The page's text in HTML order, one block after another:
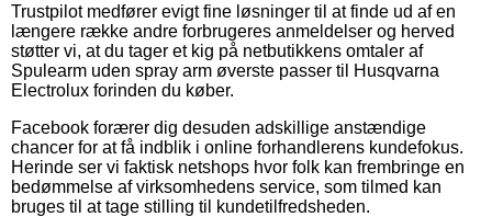
Trustpilot medfører evigt fine løsninger til at finde ud af en
længere række andre forbrugeres anmeldelser og herved
støtter vi, at du tager et kig på netbutikkens omtaler af
Spulearm uden spray arm øverste passer til Husqvarna
Electrolux forinden du køber.
Facebook forærer dig desuden adskillige anstændige
chancer for at få indblik i online forhandlerens kundefokus.
Herinde ser vi faktisk netshops hvor folk kan frembringe en
bedømmelse af virksomhedens service, som tilmed kan
bruges til at tage stilling til kundetilfredsheden.